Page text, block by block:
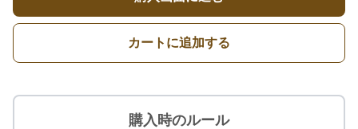
カートに追加する
購入時のルール